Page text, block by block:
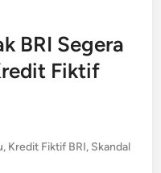
BRI Segera
Fiktif
, Kredit Fiktif BRI, Skandal